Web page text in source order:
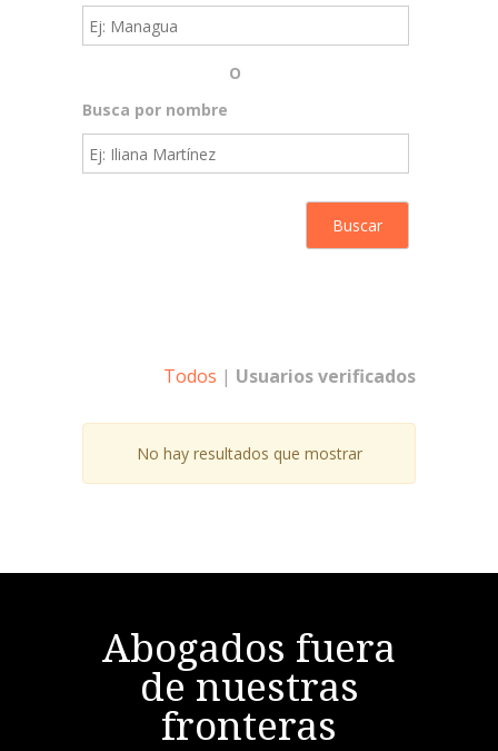
O
Busca por nombre
Todos | Usuarios verificados
No hay resultados que mostrar
Abogados fuera
de nuestras
fronteras